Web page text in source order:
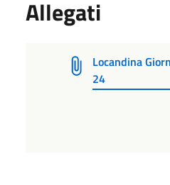
Allegati
Locandina
24